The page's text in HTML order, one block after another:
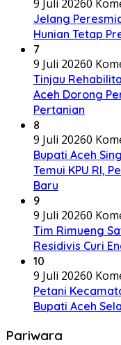
9 Juli 20260
Jelang
Hunian Tetap
7
9 Juli 20260
Tinjau
Aceh Dorong
Pertanian
8
9 Juli 20260
Bupati Aceh
Temui KPU RI,
Baru
9
9 Juli 20260
Tim Rimueng
Residivis Curi
10
9 Juli 20260
Petani
Bupati Aceh
Pariwara